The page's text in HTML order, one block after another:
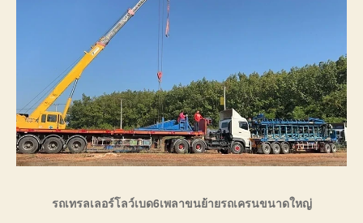
รถเทรลเลอร์โลว์เบด6เพลาขนย้ายรถเครนขนาดใหญ่